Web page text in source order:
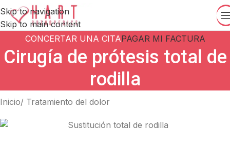
Skip to navigation
Skip to main content
CONCERTAR UNA CITAPAGAR MI FACTURA
Cirugía de prótesis total de
rodilla
Inicio/ Tratamiento del dolor